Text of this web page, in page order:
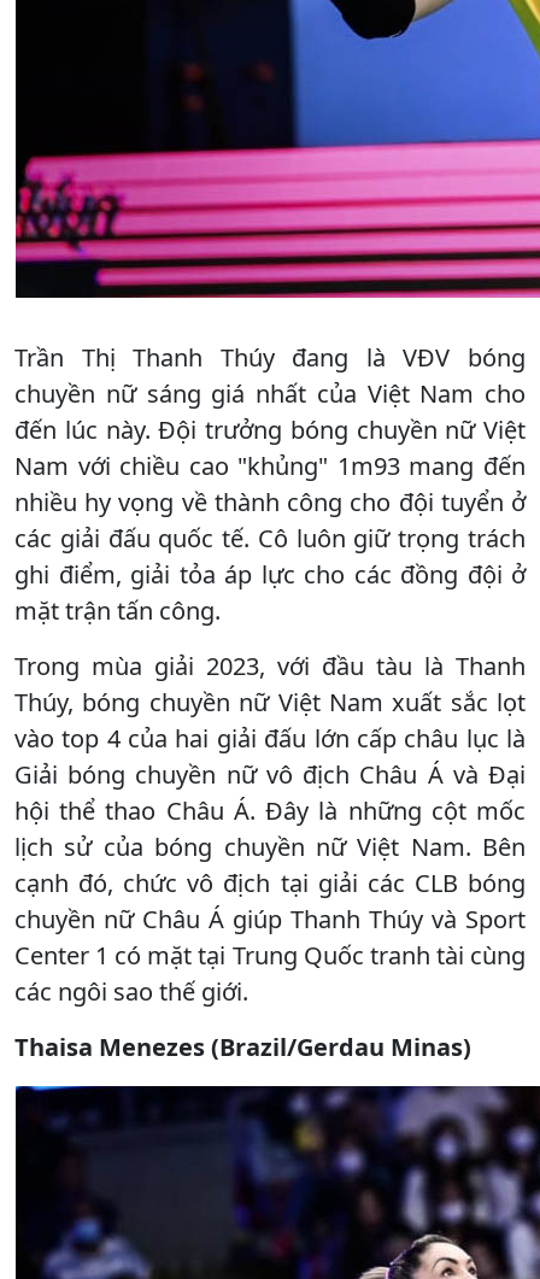
Trần Thị Thanh Thúy đang là VĐV bóng
chuyền nữ sáng giá nhất của Việt Nam cho
đến lúc này. Đội trưởng bóng chuyền nữ Việt
Nam với chiều cao "khủng" 1m93 mang đến
nhiều hy vọng về thành công cho đội tuyển ở
các giải đấu quốc tế. Cô luôn giữ trọng trách
ghi điểm, giải tỏa áp lực cho các đồng đội ở
mặt trận tấn công.
Trong mùa giải 2023, với đầu tàu là Thanh
Thúy, bóng chuyền nữ Việt Nam xuất sắc lọt
vào top 4 của hai giải đấu lớn cấp châu lục là
Giải bóng chuyền nữ vô địch Châu Á và Đại
hội thể thao Châu Á. Đây là những cột mốc
lịch sử của bóng chuyền nữ Việt Nam. Bên
cạnh đó, chức vô địch tại giải các CLB bóng
chuyền nữ Châu Á giúp Thanh Thúy và Sport
Center 1 có mặt tại Trung Quốc tranh tài cùng
các ngôi sao thế giới.
Thaisa Menezes (Brazil/Gerdau Minas)